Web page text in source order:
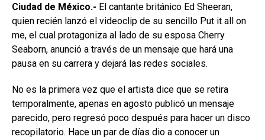
Ciudad de México.- El cantante británico Ed Sheeran,
quien recién lanzó el videoclip de su sencillo Put it all on
me, el cual protagoniza al lado de su esposa Cherry
Seaborn, anunció a través de un mensaje que hará una
pausa en su carrera y dejará las redes sociales.
No es la primera vez que el artista dice que se retira
temporalmente, apenas en agosto publicó un mensaje
parecido, pero regresó poco después para hacer un disco
recopilatorio. Hace un par de días dio a conocer un